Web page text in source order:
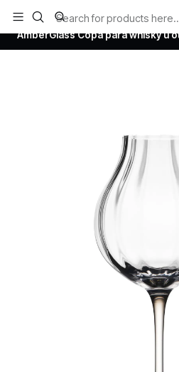
Todos los productos estan en
Home
Todos los productos
AmberGlass Copa para whisky u